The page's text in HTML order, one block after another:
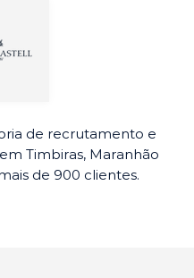
de recrutamento e
Timbiras, Maranhão
de 900 clientes.